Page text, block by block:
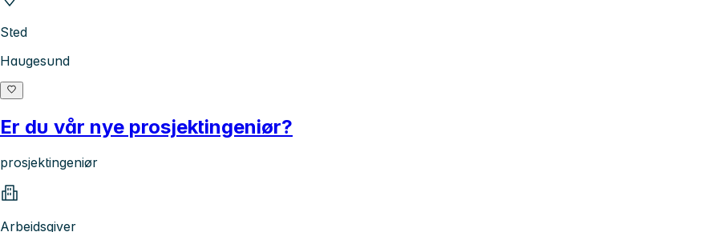
Sted
Haugesund
Er du vår nye prosjektingeniør?
prosjektingeniør
Arbeidsgiver